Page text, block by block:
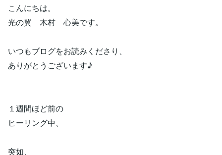
こんにちは。
光の翼 木村 心美です。
いつもブログをお読みくださり、
ありがとうございます♪
１週間ほど前の
ヒーリング中、
突如、